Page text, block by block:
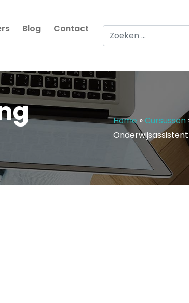
Blog Contact Zoeken naar:
Home » Cursussen
Onderwijsassistent